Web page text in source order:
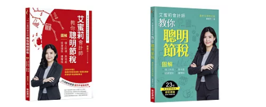
其他 (可複選)
現在可購買商品(4)